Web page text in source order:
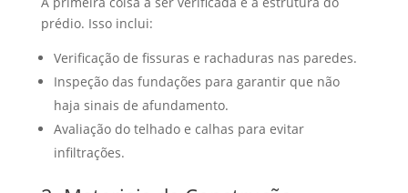
prédio. Isso inclui:
Verificação de fissuras e rachaduras nas paredes.
Inspeção das fundações para garantir que não
haja sinais de afundamento.
Avaliação do telhado e calhas para evitar
infiltrações.